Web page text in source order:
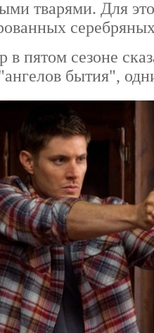
тварями. Для
пятом сезоне
бытия",